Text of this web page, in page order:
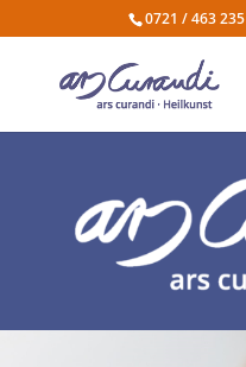
0721 / 463 235